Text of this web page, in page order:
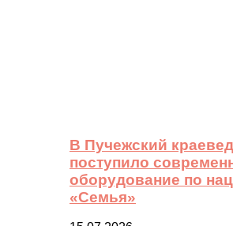
В Пучежский
поступило
оборудование по
«Семья»